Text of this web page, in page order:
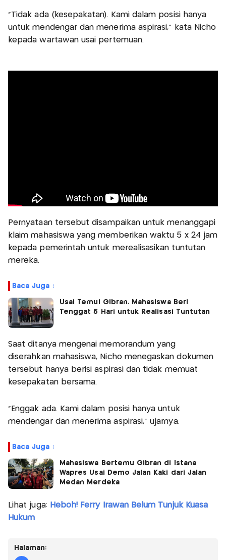
"Tidak ada (kesepakatan). Kami dalam posisi hanya
untuk mendengar dan menerima aspirasi," kata Nicho
kepada wartawan usai pertemuan.
Pernyataan tersebut disampaikan untuk menanggapi
klaim mahasiswa yang memberikan waktu 5 x 24 jam
kepada pemerintah untuk merealisasikan tuntutan
mereka.
Baca Juga :
Usai Temui Gibran, Mahasiswa Beri
Tenggat 5 Hari untuk Realisasi Tuntutan
Saat ditanya mengenai memorandum yang
diserahkan mahasiswa, Nicho menegaskan dokumen
tersebut hanya berisi aspirasi dan tidak memuat
kesepakatan bersama.
"Enggak ada. Kami dalam posisi hanya untuk
mendengar dan menerima aspirasi," ujarnya.
Baca Juga :
Mahasiswa Bertemu Gibran di Istana
Wapres Usai Demo Jalan Kaki dari Jalan
Medan Merdeka
Lihat juga: Heboh! Ferry Irawan Belum Tunjuk Kuasa
Hukum
Halaman: